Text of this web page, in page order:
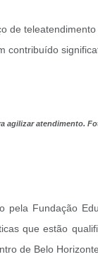
de
contribuído
agilizar atendimento.
Fundação
que estão
de Belo Horizonte.